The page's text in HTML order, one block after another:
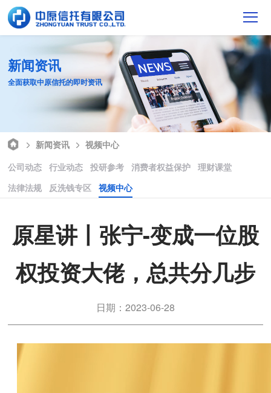
新闻资讯
全面获取中原信托的即时资讯
新闻资讯
视频中心
公司动态
行业动态 投研参考 消费者权益保护
理财课堂
法律法规
反洗钱专区 视频中心
原星讲丨张宁-变成一位股
权投资大佬，总共分几步
日期：2023-06-28